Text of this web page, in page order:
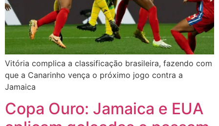
Vitória complica a classificação brasileira, fazendo com
que a Canarinho vença o próximo jogo contra a
Jamaica
Copa Ouro: Jamaica e EUA